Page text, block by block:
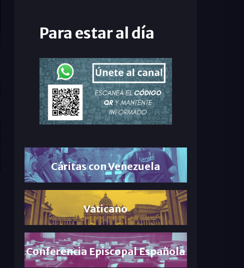
Para estar al día
Cáritas con Venezuela
Vaticano
Conferencia Episcopal Española